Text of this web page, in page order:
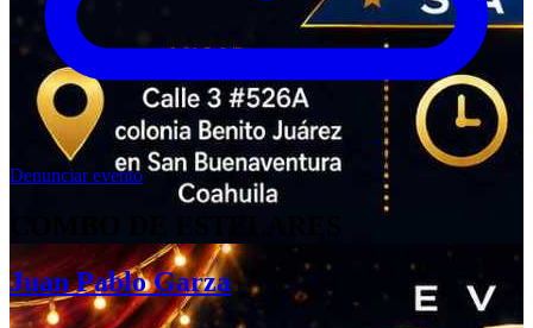
Denunciar evento
Juan Pablo Garza